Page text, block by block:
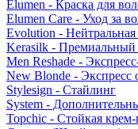
Elumen - Краска для
Elumen Care - Уход за
Evolution - Нейтральная
Kerasilk - Премиальный
Men Reshade -
New Blonde - Экспресс
Stylesign - Стайлинг
System -
Topchic - Стойкая крем-